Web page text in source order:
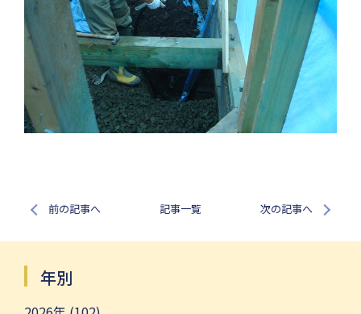
前の記事へ 記事一覧 次の記事へ
年別